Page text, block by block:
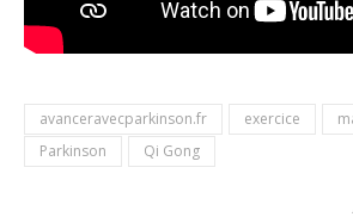
avanceravecparkinson.fr exercice
Parkinson
Qi Gong